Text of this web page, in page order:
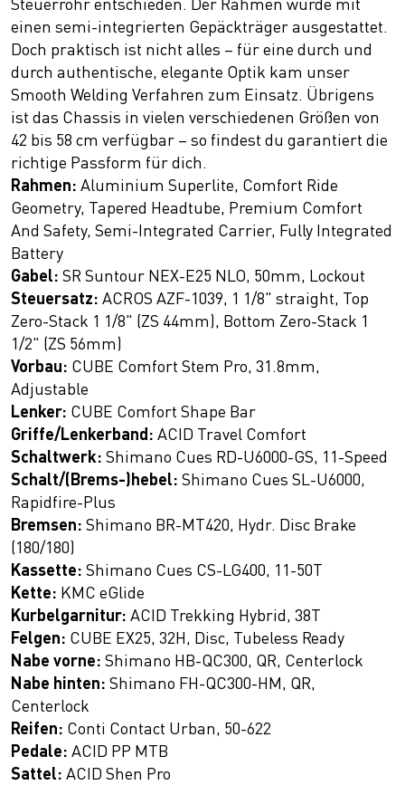
einen semi-integrierten Gepäckträger ausgestattet.
Doch praktisch ist nicht alles – für eine durch und
durch authentische, elegante Optik kam unser
Smooth Welding Verfahren zum Einsatz. Übrigens
ist das Chassis in vielen verschiedenen Größen von
42 bis 58 cm verfügbar – so findest du garantiert die
richtige Passform für dich.
Rahmen: Aluminium Superlite, Comfort Ride
Geometry, Tapered Headtube, Premium Comfort
And Safety, Semi-Integrated Carrier, Fully Integrated
Battery
Gabel: SR Suntour NEX-E25 NLO, 50mm, Lockout
Steuersatz: ACROS AZF-1039, 1 1/8" straight, Top
Zero-Stack 1 1/8" (ZS 44mm), Bottom Zero-Stack 1
1/2" (ZS 56mm)
Vorbau: CUBE Comfort Stem Pro, 31.8mm,
Adjustable
Lenker: CUBE Comfort Shape Bar
Griffe/Lenkerband: ACID Travel Comfort
Schaltwerk: Shimano Cues RD-U6000-GS, 11-Speed
Schalt/(Brems-)hebel: Shimano Cues SL-U6000,
Rapidfire-Plus
Bremsen: Shimano BR-MT420, Hydr. Disc Brake
(180/180)
Kassette: Shimano Cues CS-LG400, 11-50T
Kette: KMC eGlide
Kurbelgarnitur: ACID Trekking Hybrid, 38T
Felgen: CUBE EX25, 32H, Disc, Tubeless Ready
Nabe vorne: Shimano HB-QC300, QR, Centerlock
Nabe hinten: Shimano FH-QC300-HM, QR,
Centerlock
Reifen: Conti Contact Urban, 50-622
Pedale: ACID PP MTB
Sattel: ACID Shen Pro